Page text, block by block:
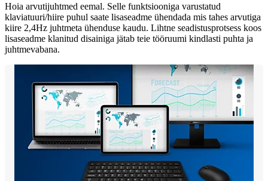
Hoia arvutijuhtmed eemal. Selle funktsiooniga varustatud
klaviatuuri/hiire puhul saate lisaseadme ühendada mis tahes arvutiga
kiire 2,4Hz juhtmeta ühenduse kaudu. Lihtne seadistusprotsess koos
lisaseadme klanitud disainiga jätab teie tööruumi kindlasti puhta ja
juhtmevabana.